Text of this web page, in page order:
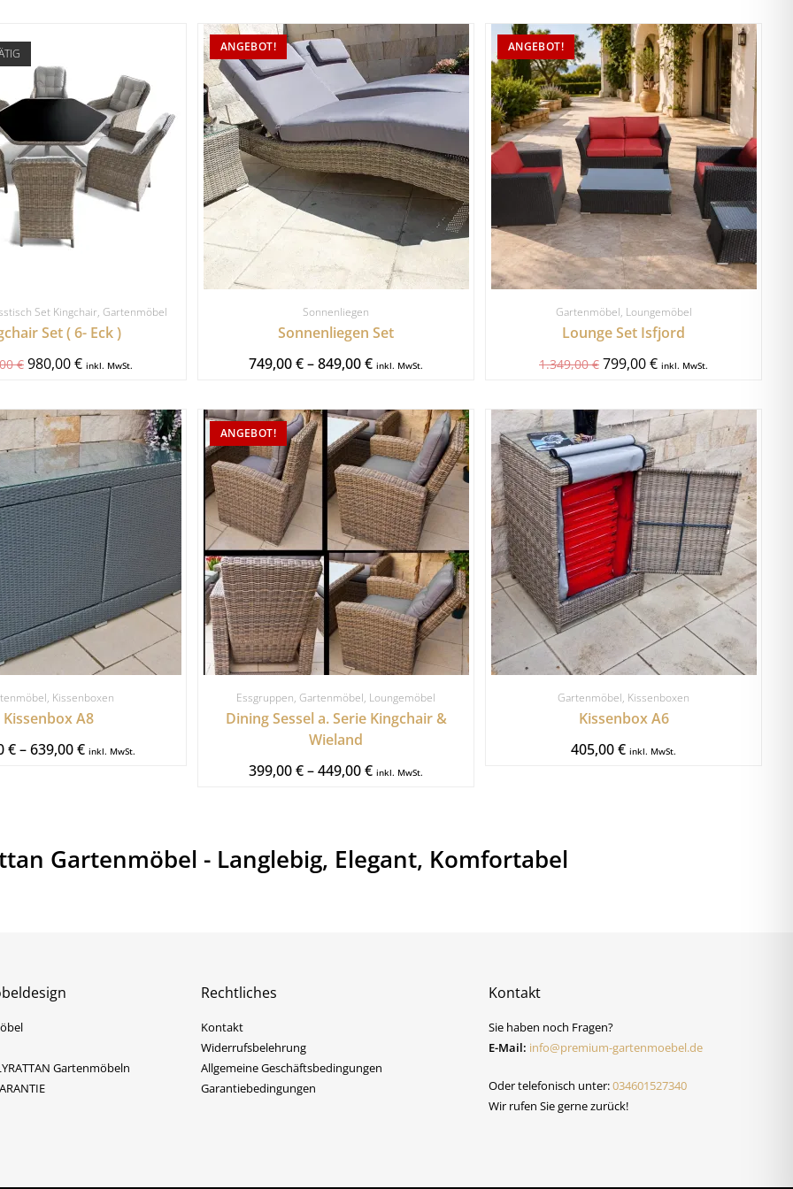
Set Kingchair, Gartenmöbel
Set ( 6- Eck )
€ 980,00€ inkl. MwSt.
ANGEBOT!
Sonnenliegen
Sonnenliegen Set
749,00€–849,00€ inkl. MwSt.
ANGEBOT!
Gartenmöbel, Loungemöbel
Lounge Set Isfjord
1.349,00€ 799,00€ inkl. MwSt.
, Kissenboxen
Kissenbox A8
€–639,00€ inkl. MwSt.
ANGEBOT!
Essgruppen, Gartenmöbel, Loungemöbel
Dining Sessel a. Serie Kingchair &
Wieland
399,00€–449,00€ inkl. MwSt.
Gartenmöbel, Kissenboxen
Kissenbox A6
405,00€ inkl. MwSt.
Gartenmöbel - Langlebig, Elegant, Komfortabel
Gartenmöbeln
Rechtliches
Kontakt
Widerrufsbelehrung
Allgemeine Geschäftsbedingungen
Garantiebedingungen
Kontakt
Sie haben noch Fragen?
E-Mail: info@premium-gartenmoebel.de
Oder telefonisch unter:034601527340
Wir rufen Sie gerne zurück!